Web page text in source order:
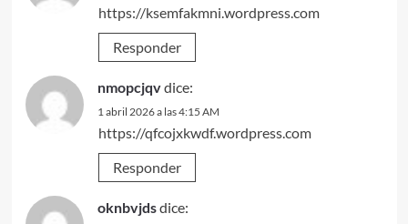
https://ksemfakmni.wordpress.com
Responder
nmopcjqvdice:
1 abril 2026 a las 4:15 AM
https://qfcojxkwdf.wordpress.com
Responder
oknbvjdsdice: